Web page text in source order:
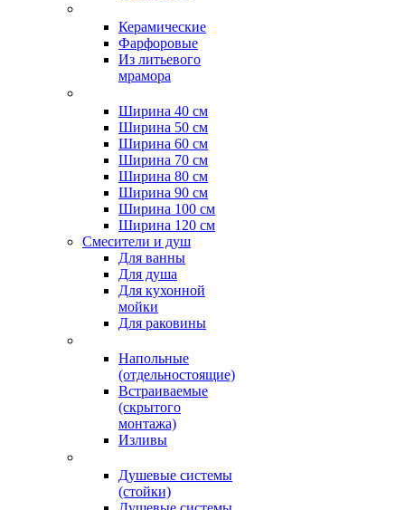
Керамические
Фарфоровые
Из литьевого
мрамора
Ширина 40 см
Ширина 50 см
Ширина 60 см
Ширина 70 см
Ширина 80 см
Ширина 90 см
Ширина 100 см
Ширина 120 см
Смесители и душ
Для ванны
Для душа
Для кухонной
мойки
Для раковины
Напольные
(отдельностоящие)
Встраиваемые
(скрытого
монтажа)
Изливы
Душевые системы
(стойки)